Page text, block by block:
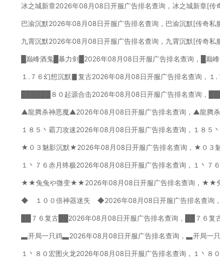
冰之城新章2026年08月08日开服广告排名查询，冰之城新章[传
巴渝沉默2026年08月08日开服广告排名查询，巴渝沉默[传奇私
九霄沉默2026年08月08日开服广告排名查询，九霄沉默[传奇私
█巅峰酒鬼█暴力剑█2026年08月08日开服广告排名查询，█巅
１.７６幻想沉默▊复古2026年08月08日开服广告排名查询，
██████８０起源合击2026年08月08日开服广告排名查询，
▲龍腾杀神恶魔▲2026年08月08日开服广告排名查询，▲龍腾
１８５丶霸刀攻速2026年08月08日开服广告排名查询，１８５
★０３魅影沉默★2026年08月08日开服广告排名查询，★０３
１丶７６赤月终极2026年08月08日开服广告排名查询，１丶７
★★兔兔や微变★★2026年08月08日开服广告排名查询，★★
◆ １００倍神器迷失 ◆2026年08月08日开服广告排名查
██７６复古██2026年08月08日开服广告排名查询，██７６复
▃开局一只鸡▃2026年08月08日开服广告排名查询，▃开局一
１丶８０宏图火龙2026年08月08日开服广告排名查询，１丶８